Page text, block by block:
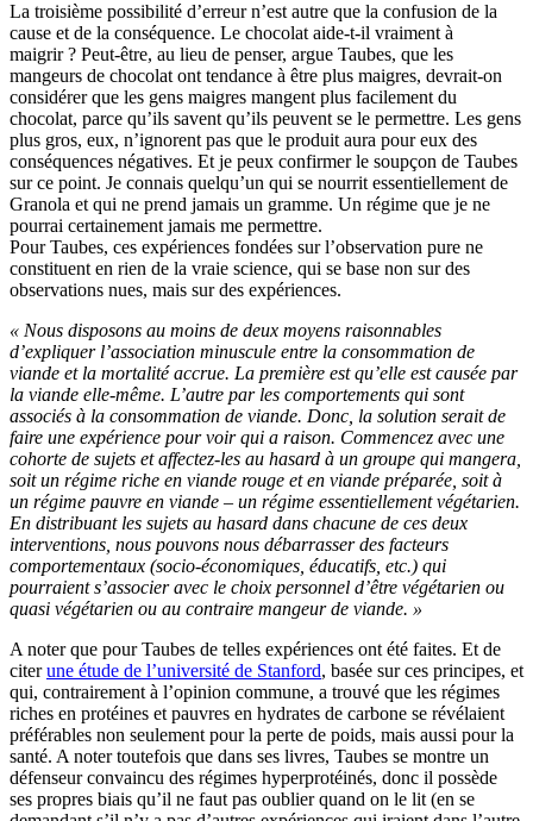
La troisième possibilité d’erreur n’est autre que la confusion de la
cause et de la conséquence. Le chocolat aide-t-il vraiment à
maigrir ? Peut-être, au lieu de penser, argue Taubes, que les
mangeurs de chocolat ont tendance à être plus maigres, devrait-on
considérer que les gens maigres mangent plus facilement du
chocolat, parce qu’ils savent qu’ils peuvent se le permettre. Les gens
plus gros, eux, n’ignorent pas que le produit aura pour eux des
conséquences négatives. Et je peux confirmer le soupçon de Taubes
sur ce point. Je connais quelqu’un qui se nourrit essentiellement de
Granola et qui ne prend jamais un gramme. Un régime que je ne
pourrai certainement jamais me permettre.
Pour Taubes, ces expériences fondées sur l’observation pure ne
constituent en rien de la vraie science, qui se base non sur des
observations nues, mais sur des expériences.
« Nous disposons au moins de deux moyens raisonnables
d’expliquer l’association minuscule entre la consommation de
viande et la mortalité accrue. La première est qu’elle est causée par
la viande elle-même. L’autre par les comportements qui sont
associés à la consommation de viande. Donc, la solution serait de
faire une expérience pour voir qui a raison. Commencez avec une
cohorte de sujets et affectez-les au hasard à un groupe qui mangera,
soit un régime riche en viande rouge et en viande préparée, soit à
un régime pauvre en viande – un régime essentiellement végétarien.
En distribuant les sujets au hasard dans chacune de ces deux
interventions, nous pouvons nous débarrasser des facteurs
comportementaux (socio-économiques, éducatifs, etc.) qui
pourraient s’associer avec le choix personnel d’être végétarien ou
quasi végétarien ou au contraire mangeur de viande. »
A noter que pour Taubes de telles expériences ont été faites. Et de
citerune étude de l’université de Stanford, basée sur ces principes, et
qui, contrairement à l’opinion commune, a trouvé que les régimes
riches en protéines et pauvres en hydrates de carbone se révélaient
préférables non seulement pour la perte de poids, mais aussi pour la
santé. A noter toutefois que dans ses livres, Taubes se montre un
défenseur convaincu des régimes hyperprotéinés, donc il possède
ses propres biais qu’il ne faut pas oublier quand on le lit (en se